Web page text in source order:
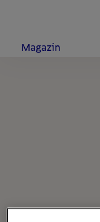
Magazin